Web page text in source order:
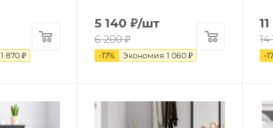
1 870₽
5 140 ₽/шт
6 200₽
-17% Экономия 1 060₽
14
-